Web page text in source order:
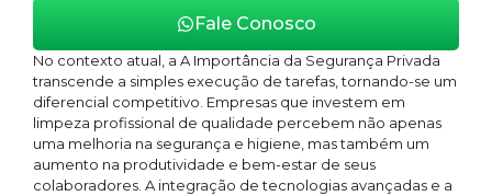
Fale Conosco
No contexto atual, a A Importância da Segurança Privada
transcende a simples execução de tarefas, tornando-se um
diferencial competitivo. Empresas que investem em
limpeza profissional de qualidade percebem não apenas
uma melhoria na segurança e higiene, mas também um
aumento na produtividade e bem-estar de seus
colaboradores. A integração de tecnologias avançadas e a